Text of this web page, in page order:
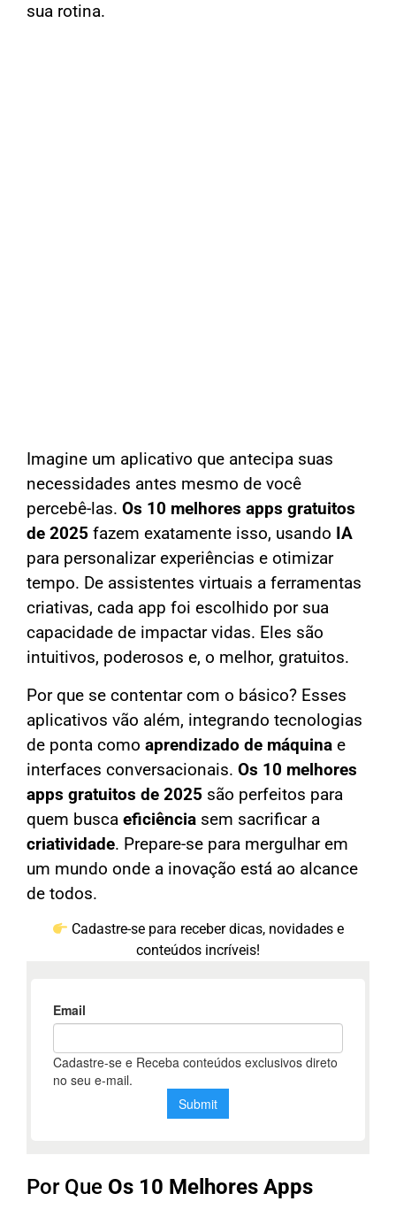
sua rotina.
Imagine um aplicativo que antecipa suas
necessidades antes mesmo de você
percebê-las. Os 10 melhores apps gratuitos
de 2025 fazem exatamente isso, usando IA
para personalizar experiências e otimizar
tempo. De assistentes virtuais a ferramentas
criativas, cada app foi escolhido por sua
capacidade de impactar vidas. Eles são
intuitivos, poderosos e, o melhor, gratuitos.
Por que se contentar com o básico? Esses
aplicativos vão além, integrando tecnologias
de ponta como aprendizado de máquina e
interfaces conversacionais. Os 10 melhores
apps gratuitos de 2025 são perfeitos para
quem busca eficiência sem sacrificar a
criatividade. Prepare-se para mergulhar em
um mundo onde a inovação está ao alcance
de todos.
Cadastre-se para receber dicas, novidades e
conteúdos incríveis!
Por Que Os 10 Melhores Apps